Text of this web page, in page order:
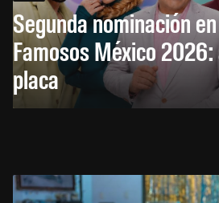
Segunda nominación
Famosos México
placa